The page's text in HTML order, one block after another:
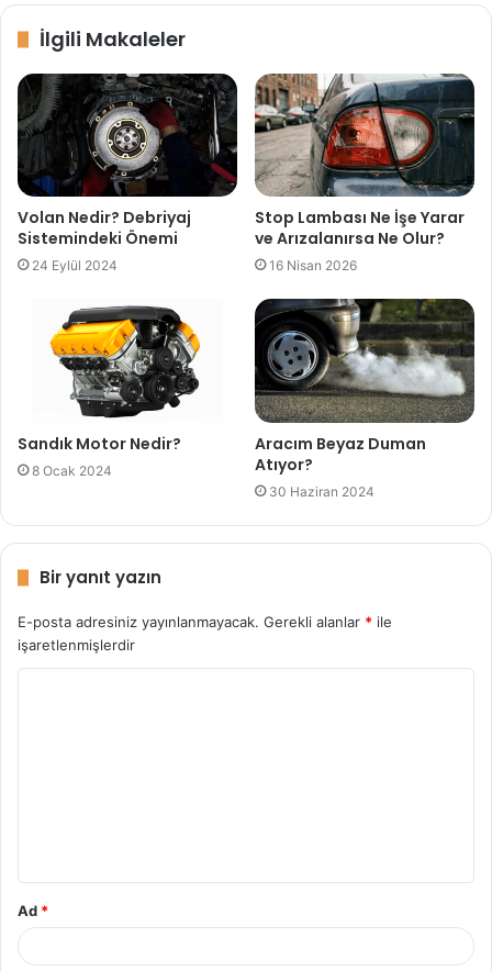
İlgili Makaleler
Volan Nedir? Debriyaj
Sistemindeki Önemi
24 Eylül 2024
Stop Lambası Ne İşe Yarar
ve Arızalanırsa Ne Olur?
16 Nisan 2026
Sandık Motor Nedir?
8 Ocak 2024
Aracım Beyaz Duman
Atıyor?
30 Haziran 2024
Bir yanıt yazın
E-posta adresiniz yayınlanmayacak. Gerekli alanlar * ile
işaretlenmişlerdir
Ad *